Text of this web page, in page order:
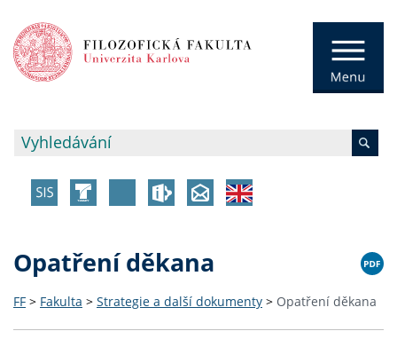
Opatření děkana
FF > Fakulta > Strategie a další dokumenty > Opatření děkana